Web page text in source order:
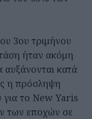
3ου τριμήνου
ήταν ακόμη
αυξάνονται κατά
η πρόσληψη
για το New Yaris
των εποχών σε